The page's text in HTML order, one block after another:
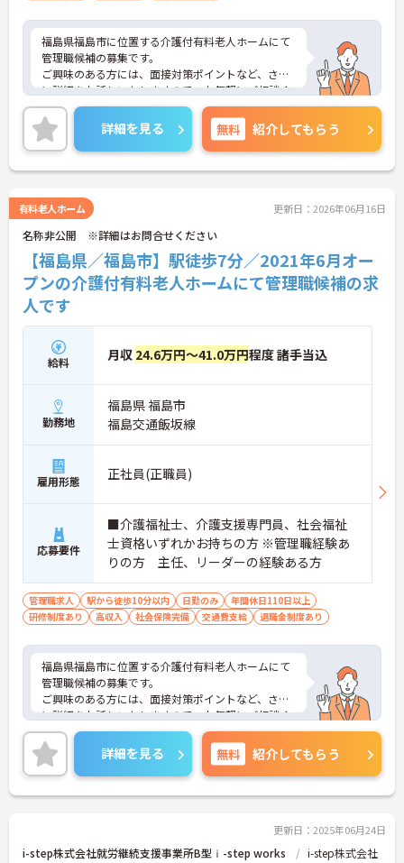
福島県福島市に位置する介護付有料老人ホームにて
管理職候補の募集です。
ご興味のある方には、面接対策ポイントなど、さら
に詳細をお話しいたしますので、お気軽にご相談く
ださい。
詳細を見る 無料 紹介してもらう
有料老人ホーム 更新日：2026年06月16日
名称非公開 ※詳細はお問合せください
【福島県／福島市】駅徒歩7分／2021年6月オー
プンの介護付有料老人ホームにて管理職候補の求
人です
給料 月収 24.6万円～41.0万円程度 諸手当込
勤務地
福島県 福島市
福島交通飯坂線
雇用形態 正社員(正職員)
応募要件
■介護福祉士、介護支援専門員、社会福祉
士資格いずれかお持ちの方 ※管理職経験あ
りの方 主任、リーダーの経験ある方
管理職求人 駅から徒歩10分以内 日勤のみ
年間休日110日以上
研修制度あり
高収入 社会保険完備 交通費支給 退職金制度あり
福島県福島市に位置する介護付有料老人ホームにて
管理職候補の募集です。
ご興味のある方には、面接対策ポイントなど、さら
に詳細をお話しいたしますので、お気軽にご相談く
ださい。
詳細を見る 無料 紹介してもらう
更新日：2025年06月24日
i-step株式会社就労継続支援事業所B型ⅰ-step works i-step株式会社